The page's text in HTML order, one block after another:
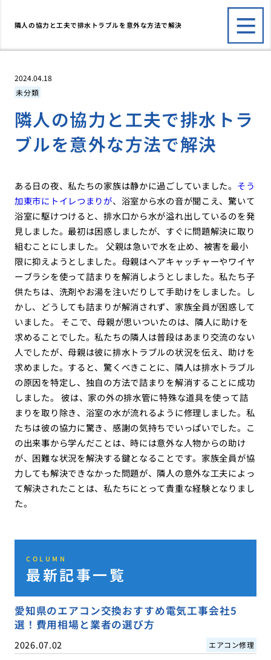
隣人の協力と工夫で排水トラブルを意外な方法で解決
2024.04.18
未分類
隣人の協力と工夫で排水トラ
ブルを意外な方法で解決
ある日の夜、私たちの家族は静かに過ごしていました。 そう
加東市にトイレつまりが、浴室から水の音が聞こえ、驚いて
浴室に駆けつけると、排水口から水が溢れ出しているのを発
見しました。最初は困惑しましたが、すぐに問題解決に取り
組むことにしました。 父親は急いで水を止め、被害を最小
限に抑えようとしました。母親はヘアキャッチャーやワイヤ
ーブラシを使って詰まりを解消しようとしました。私たち子
供たちは、洗剤やお湯を注いだりして手助けをしました。し
かし、どうしても詰まりが解消されず、家族全員が困惑して
いました。 そこで、母親が思いついたのは、隣人に助けを
求めることでした。私たちの隣人は普段はあまり交流のない
人でしたが、母親は彼に排水トラブルの状況を伝え、助けを
求めました。すると、驚くべきことに、隣人は排水トラブル
の原因を特定し、独自の方法で詰まりを解消することに成功
しました。 彼は、家の外の排水管に特殊な道具を使って詰
まりを取り除き、浴室の水が流れるように修理しました。私
たちは彼の協力に驚き、感謝の気持ちでいっぱいでした。こ
の出来事から学んだことは、時には意外な人物からの助け
が、困難な状況を解決する鍵となることです。家族全員が協
力しても解決できなかった問題が、隣人の意外な工夫によっ
て解決されたことは、私たちにとって貴重な経験となりまし
た。
COLUMN
最新記事一覧
愛知県のエアコン交換おすすめ電気工事会社5
選！費用相場と業者の選び方
2026.07.02 エアコン修理